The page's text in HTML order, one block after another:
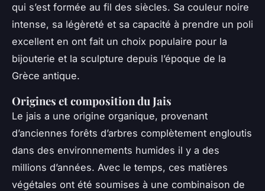
qui s’est formée au fil des siècles. Sa couleur noire
intense, sa légèreté et sa capacité à prendre un poli
excellent en ont fait un choix populaire pour la
bijouterie et la sculpture depuis l’époque de la
Grèce antique.
Origines et composition du Jais
Le jais a une origine organique, provenant
d’anciennes forêts d’arbres complètement engloutis
dans des environnements humides il y a des
millions d’années. Avec le temps, ces matières
végétales ont été soumises à une combinaison de